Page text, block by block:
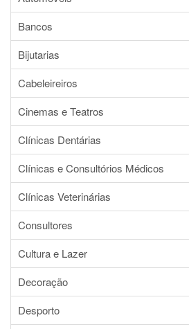
Bancos
Bijutarias
Cabeleireiros
Cinemas e Teatros
Clínicas Dentárias
Clínicas e Consultórios Médicos
Clínicas Veterinárias
Consultores
Cultura e Lazer
Decoração
Desporto